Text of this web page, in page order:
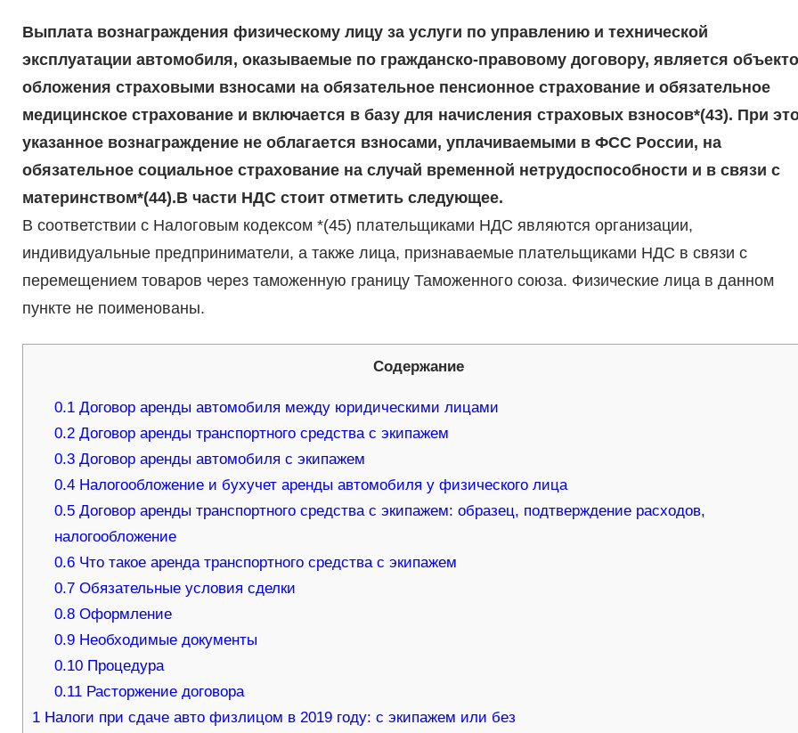
Выплата вознаграждения физическому лицу за услуги по управлению и технической
эксплуатации автомобиля, оказываемые по гражданско-правовому договору, является
обложения страховыми взносами на обязательное пенсионное страхование и обязательное
медицинское страхование и включается в базу для начисления страховых взносов*(43). При
указанное вознаграждение не облагается взносами, уплачиваемыми в ФСС России, на
обязательное социальное страхование на случай временной нетрудоспособности и в связи с
материнством*(44).В части НДС стоит отметить следующее.
В соответствии с Налоговым кодексом *(45) плательщиками НДС являются организации,
индивидуальные предприниматели, а также лица, признаваемые плательщиками НДС в связи с
перемещением товаров через таможенную границу Таможенного союза. Физические лица в данном
пункте не поименованы.
Содержание
0.1 Договор аренды автомобиля между юридическими лицами
0.2 Договор аренды транспортного средства с экипажем
0.3 Договор аренды автомобиля с экипажем
0.4 Налогообложение и бухучет аренды автомобиля у физического лица
0.5 Договор аренды транспортного средства с экипажем: образец, подтверждение расходов,
налогообложение
0.6 Что такое аренда транспортного средства с экипажем
0.7 Обязательные условия сделки
0.8 Оформление
0.9 Необходимые документы
0.10 Процедура
0.11 Расторжение договора
1Налоги при сдаче авто физлицом в 2019 году: с экипажем или без